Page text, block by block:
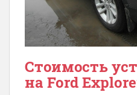
Стоимость
на Ford